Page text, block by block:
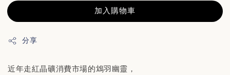
加入購物車
分享
近年走紅晶礦消費市場的鴆羽幽靈，